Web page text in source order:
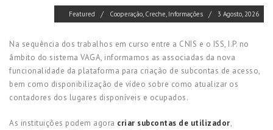
Featured Cooperação, Creche, Informações 3 Agosto, 2026
Na sequência dos trabalhos em curso entre a CNIS e o ISS, I.P. no
âmbito do sistema VAGA, informamos as associadas da nova
funcionalidade da plataforma para criação de subcontas de acesso,
bem como disponibilização de vídeo sobre como atualizar os
contadores dos lugares disponíveis e ocupados.
As instituições podem agora criar subcontas de utilizador,